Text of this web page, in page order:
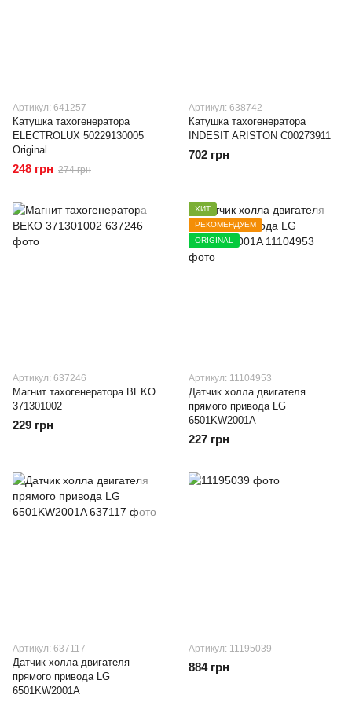
Артикул: 641257
Катушка тахогенератора
ELECTROLUX 50229130005
Original
248 грн 274 грн
Артикул: 638742
Катушка тахогенератора
INDESIT ARISTON C00273911
702 грн
Артикул: 637246
Магнит тахогенератора BEKO
371301002
229 грн
ХИТ
РЕКОМЕНДУЕМ
ORIGINAL
Артикул: 11104953
Датчик холла двигателя
прямого привода LG
6501KW2001A
227 грн
Артикул: 637117
Датчик холла двигателя
прямого привода LG
6501KW2001A
Артикул: 11195039
884 грн